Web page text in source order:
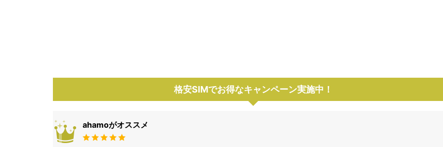
格安SIMでお得なキャンペーン実施中！
ahamoがオススメ